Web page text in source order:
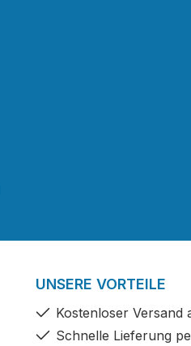
UNSERE VORTEILE
Kostenloser Versand
Schnelle Lieferung